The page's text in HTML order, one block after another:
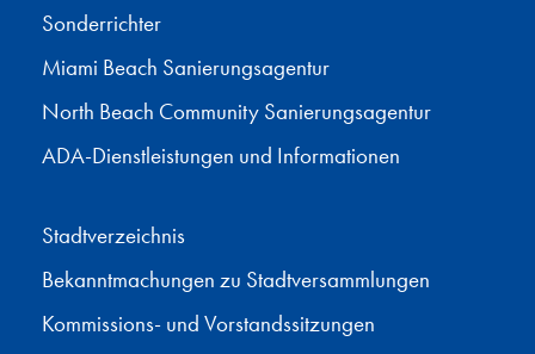
Sonderrichter
Miami Beach Sanierungsagentur
North Beach Community Sanierungsagentur
ADA-Dienstleistungen und Informationen
Stadtverzeichnis
Bekanntmachungen zu Stadtversammlungen
Kommissions- und Vorstandssitzungen